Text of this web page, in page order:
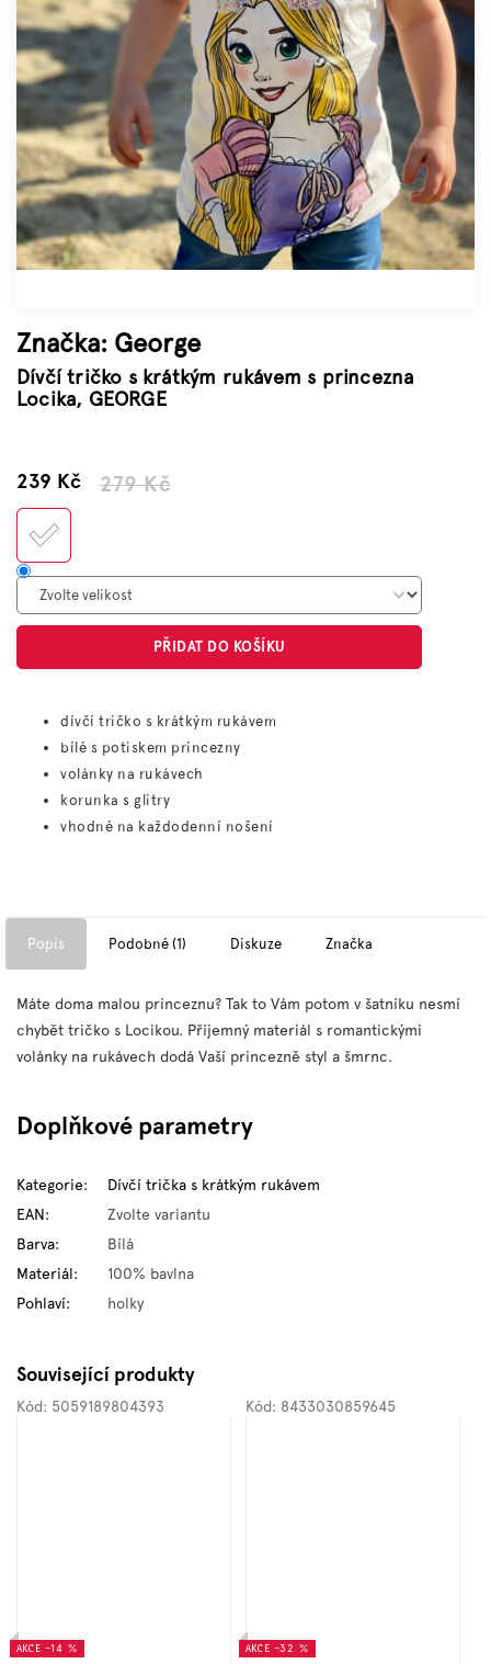
Značky
Měna
(CZK)
Přihlášení
Značka: George
Dívčí tričko s krátkým rukávem s princezna
Locika, GEORGE
279 Kč
239 KčMěrná
PŘIDAT DO KOŠÍKU
dívčí tričko s krátkým rukávem
bílé s potiskem princezny
volánky na rukávech
korunka s glitry
vhodné na každodenní nošení
Popis Podobné (1) Diskuze Značka
Máte doma malou princeznu? Tak to Vám potom v šatníku nesmí
chybět tričko s Locikou. Příjemný materiál s romantickými
volánky na rukávech dodá Vaší princezně styl a šmrnc.
Doplňkové parametry
Kategorie:
Dívčí trička s krátkým rukávem
EAN:
Zvolte variantu
Barva:
Bílá
Materiál:
100% bavlna
Pohlaví: holky
Související produkty
AKCE –14 %
Kód: 5059189804393
AKCE –32 %
Kód: 8433030859645